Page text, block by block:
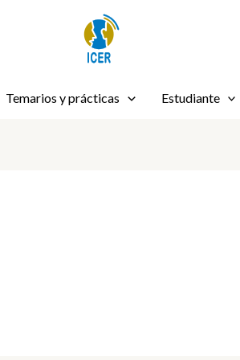
Temarios y prácticas Estudiante